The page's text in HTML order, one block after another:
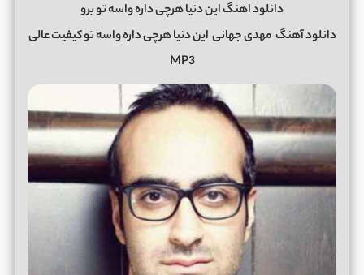
دانلود اهنگ این دنیا هرچی داره واسه تو برو
دانلود آهنگ مهدی جهانی این دنیا هرچی داره واسه تو کیفیت عالی
MP3